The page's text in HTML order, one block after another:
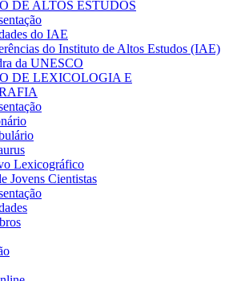
DE ALTOS ESTUDOS
do IAE
do Instituto de Altos Estudos (IAE)
da UNESCO
DE LEXICOLOGIA E
Lexicográfico
Jovens Cientistas